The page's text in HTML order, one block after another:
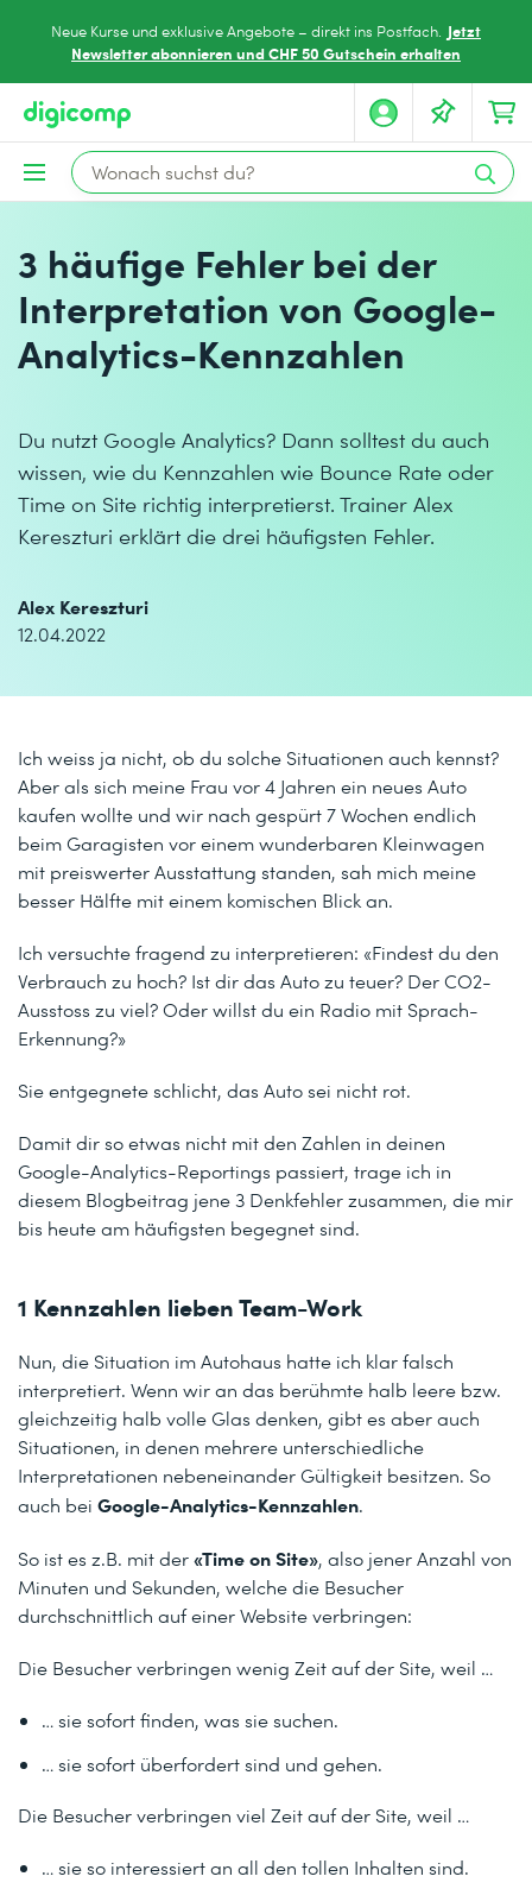
Neue Kurse und exklusive Angebote – direkt ins Postfach. Jetzt
Newsletter abonnieren und CHF 50 Gutschein erhalten
3 häufige Fehler bei der
Interpretation von Google-
Analytics-Kennzahlen
Du nutzt Google Analytics? Dann solltest du auch
wissen, wie du Kennzahlen wie Bounce Rate oder
Time on Site richtig interpretierst. Trainer Alex
Kereszturi erklärt die drei häufigsten Fehler.
Alex Kereszturi
12.04.2022
Ich weiss ja nicht, ob du solche Situationen auch kennst?
Aber als sich meine Frau vor 4 Jahren ein neues Auto
kaufen wollte und wir nach gespürt 7 Wochen endlich
beim Garagisten vor einem wunderbaren Kleinwagen
mit preiswerter Ausstattung standen, sah mich meine
besser Hälfte mit einem komischen Blick an.
Ich versuchte fragend zu interpretieren: «Findest du den
Verbrauch zu hoch? Ist dir das Auto zu teuer? Der CO2-
Ausstoss zu viel? Oder willst du ein Radio mit Sprach-
Erkennung?»
Sie entgegnete schlicht, das Auto sei nicht rot.
Damit dir so etwas nicht mit den Zahlen in deinen
Google-Analytics-Reportings passiert, trage ich in
diesem Blogbeitrag jene 3 Denkfehler zusammen, die mir
bis heute am häufigsten begegnet sind.
1 Kennzahlen lieben Team-Work
Nun, die Situation im Autohaus hatte ich klar falsch
interpretiert. Wenn wir an das berühmte halb leere bzw.
gleichzeitig halb volle Glas denken, gibt es aber auch
Situationen, in denen mehrere unterschiedliche
Interpretationen nebeneinander Gültigkeit besitzen. So
auch bei Google-Analytics-Kennzahlen.
So ist es z.B. mit der«Time on Site», also jener Anzahl von
Minuten und Sekunden, welche die Besucher
durchschnittlich auf einer Website verbringen:
Die Besucher verbringen wenig Zeit auf der Site, weil …
… sie sofort finden, was sie suchen.
… sie sofort überfordert sind und gehen.
Die Besucher verbringen viel Zeit auf der Site, weil …
… sie so interessiert an all den tollen Inhalten sind.